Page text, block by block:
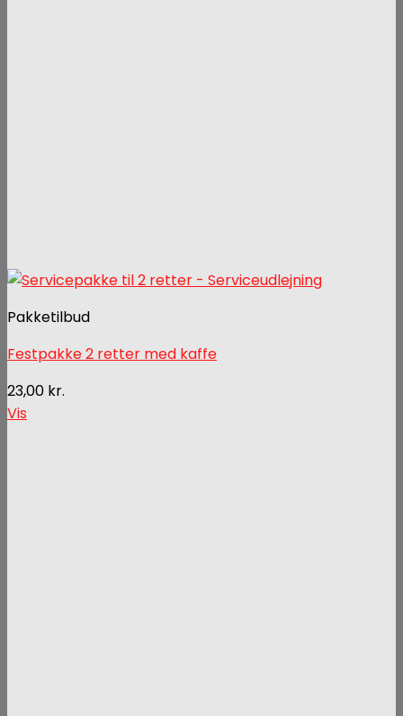
Pakketilbud
Festpakke 2 retter med kaffe
23,00 kr.
Vis